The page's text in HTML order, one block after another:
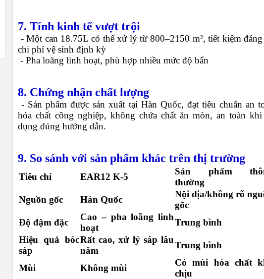
7. Tính kinh tế vượt trội
-Một can 18.75L có thể xử lý từ 800–2150 m², tiết kiệm
chi phí vệ sinh định kỳ
- Pha loãng linh hoạt, phù hợp nhiều mức độ bẩn
8. Chứng nhận chất lượng
- Sản phẩm được sản xuất tại Hàn Quốc, đạt tiêu chuẩn an
hóa chất công nghiệp, không chứa chất ăn mòn, an toàn
dụng đúng hướng dẫn.
9. So sánh với sản phẩm khác trên thị trường
Tiêu chí EAR12 K-5
Sản phẩm
thường
Nguồn gốc
Hàn Quốc
Nội địa/không rõ
gốc
Độ đậm đặc
Cao – pha loãng linh
hoạt
Trung bình
Hiệu quả bóc
sáp
Rất cao, xử lý sáp lâu
năm
Trung bình
Mùi Không mùi
Có mùi hóa chất
chịu